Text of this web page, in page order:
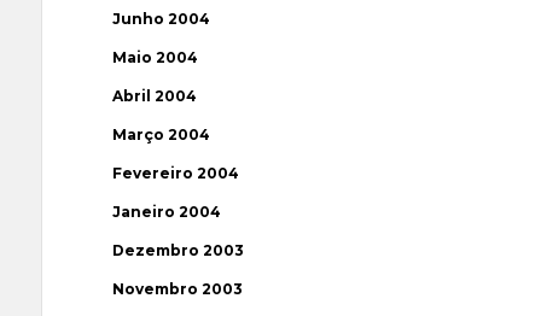
Junho 2004
Maio 2004
Abril 2004
Março 2004
Fevereiro 2004
Janeiro 2004
Dezembro 2003
Novembro 2003